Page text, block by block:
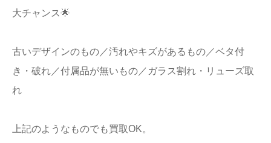
大チャンス🌟
古いデザインのもの／汚れやキズがあるもの／ベタ付
き・破れ／付属品が無いもの／ガラス割れ・リューズ取
れ
上記のようなものでも買取OK。